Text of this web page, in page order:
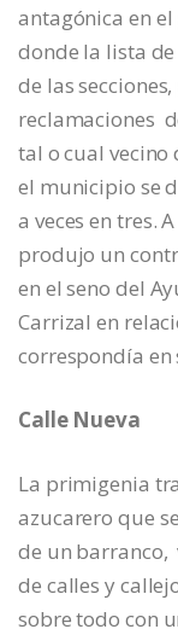
antagónica en
donde la lista
de las
reclamaciones
tal o cual vecino
el municipio se
a veces en tres.
produjo un
en el seno del
Carrizal en
correspondía
Calle Nueva
La primigenia
azucarero que
de un barranco,
de calles y
sobre todo con